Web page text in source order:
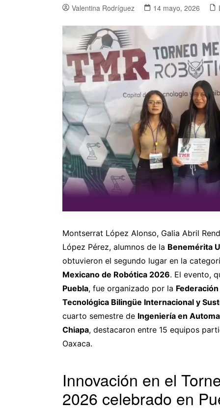
Valentina Rodríguez 14 mayo, 2026
Montserrat López Alonso, Galia Abril
López Pérez, alumnos de la Benemérita
obtuvieron el segundo lugar en la
Mexicano de Robótica 2026. El evento,
Puebla, fue organizado por la
Tecnológica Bilingüe Internacional y
cuarto semestre de Ingeniería en
Chiapa, destacaron entre 15 equipos
Oaxaca.
Innovación en el
2026 celebrado en